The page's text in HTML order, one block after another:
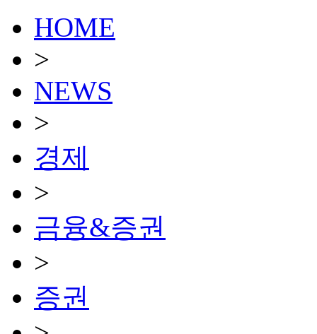
HOME
>
NEWS
>
경제
>
금융&증권
>
증권